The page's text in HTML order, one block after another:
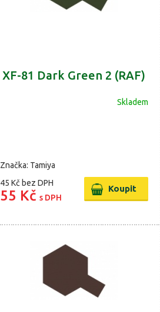
XF-81 Dark Green 2 (RAF)
Skladem
Značka: Tamiya
45 Kč bez DPH
55 Kčs DPH